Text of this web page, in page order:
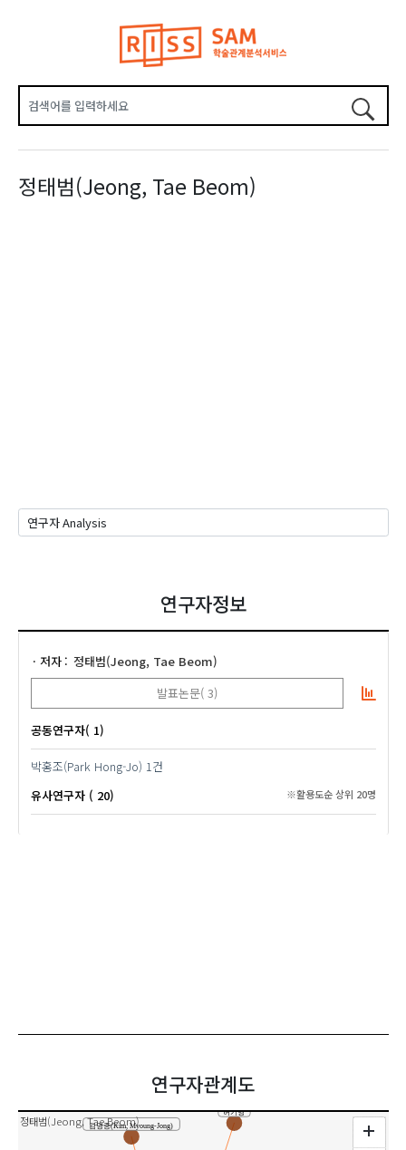
정태범(Jeong, Tae Beom)
연구자정보
저자
정태범(Jeong, Tae Beom)
발표논문( 3)
공동연구자( 1)
박홍조(Park Hong-Jo) 1건
유사연구자 ( 20)
※활용도순 상위 20명
연구자관계도
정태범(Jeong, Tae Beom)
김명종(Kim, Myoung-Jong)
허기영